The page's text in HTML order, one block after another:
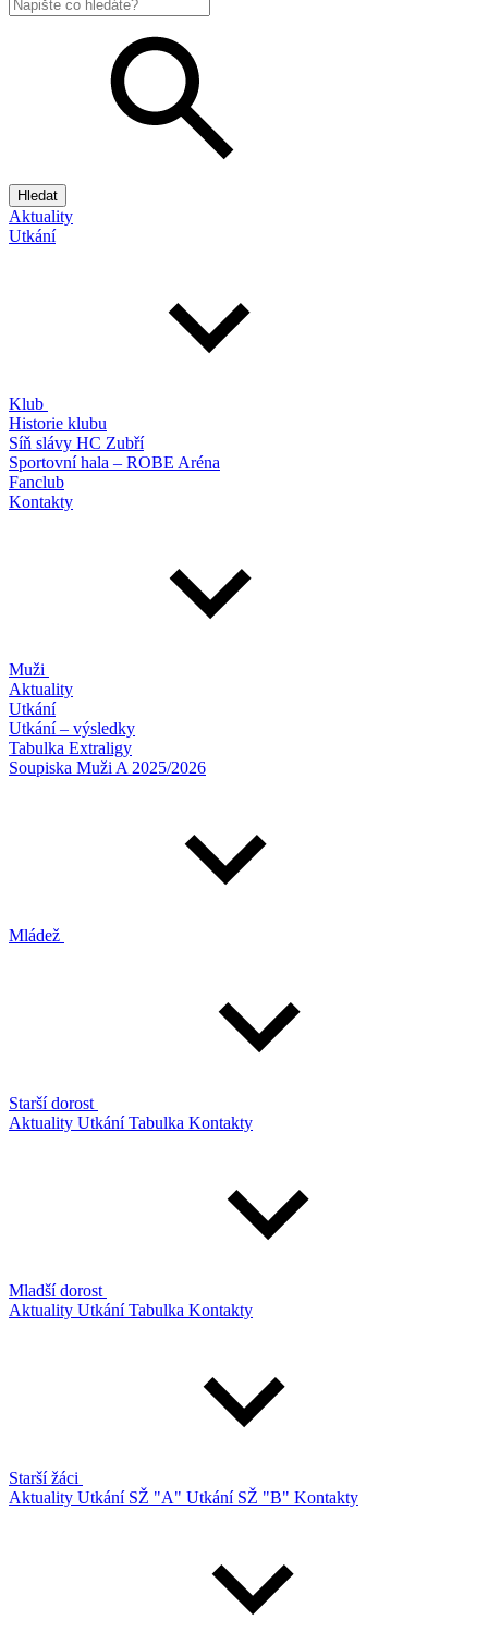
Hledat
Aktuality
Utkání
Klub
Historie klubu
Síň slávy HC Zubří
Sportovní hala – ROBE Aréna
Fanclub
Kontakty
Muži
Aktuality
Utkání
Utkání – výsledky
Tabulka Extraligy
Soupiska Muži A 2025/2026
Mládež
Starší dorost
Aktuality UtkáníTabulka Kontakty
Mladší dorost
Aktuality UtkáníTabulka Kontakty
Starší žáci
Aktuality Utkání SŽ "A" Utkání SŽ "B" Kontakty